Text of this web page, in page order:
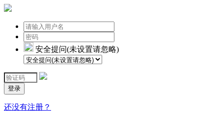
安全提问(未设置请忽略)
登录
还没有注册？